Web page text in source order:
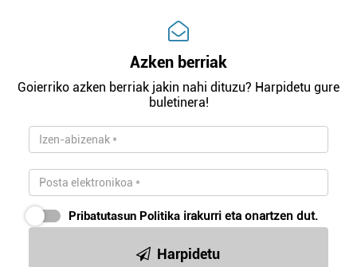
Azken berriak
Goierriko azken berriak jakin nahi dituzu? Harpidetu gure
buletinera!
Pribatutasun Politika irakurri eta onartzen dut.
Harpidetu